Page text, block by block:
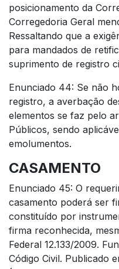
posicionamento da
Corregedoria Geral
Ressaltando que a
para mandados de
suprimento de registro
Enunciado 44: Se não
registro, a averbação
elementos se faz pelo
Públicos, sendo
emolumentos.
CASAMENTO
Enunciado 45: O
casamento poderá ser
constituído por
firma reconhecida,
Federal 12.133/2009.
Código Civil. Publicado